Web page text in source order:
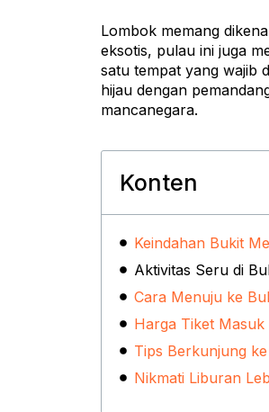
Lombok memang
eksotis, pulau ini juga
satu tempat yang wajib
hijau dengan
mancanegara.
Konten
Keindahan Bukit
Aktivitas Seru di
Cara Menuju ke
Harga Tiket
Tips Berkunjung
Nikmati Liburan